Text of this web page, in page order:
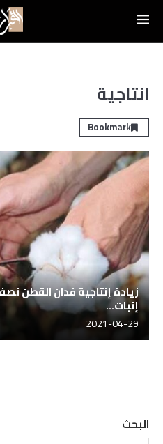
انتاجية
Bookmark
زيادة إنتاجية فدان القطن
إنبات...
2021-04-29
البحث